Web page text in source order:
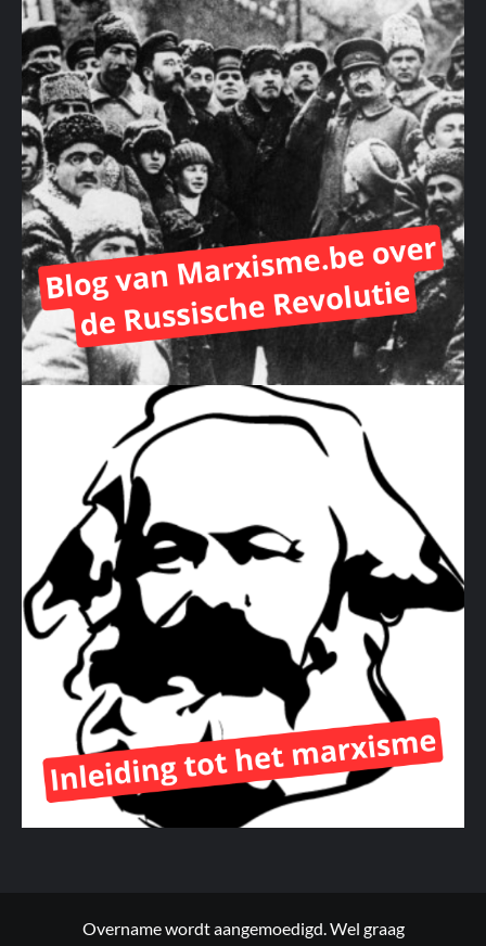
Overname wordt aangemoedigd. Wel graag